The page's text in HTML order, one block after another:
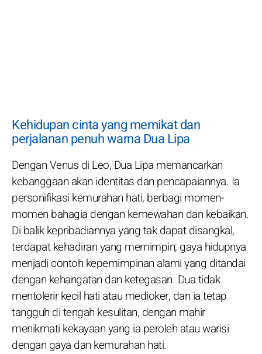
Kehidupan cinta yang memikat dan
perjalanan penuh warna Dua Lipa
Dengan Venus di Leo, Dua Lipa memancarkan
kebanggaan akan identitas dan pencapaiannya. Ia
personifikasi kemurahan hati, berbagi momen-
momen bahagia dengan kemewahan dan kebaikan.
Di balik kepribadiannya yang tak dapat disangkal,
terdapat kehadiran yang memimpin; gaya hidupnya
menjadi contoh kepemimpinan alami yang ditandai
dengan kehangatan dan ketegasan. Dua tidak
mentolerir kecil hati atau medioker, dan ia tetap
tangguh di tengah kesulitan, dengan mahir
menikmati kekayaan yang ia peroleh atau warisi
dengan gaya dan kemurahan hati.